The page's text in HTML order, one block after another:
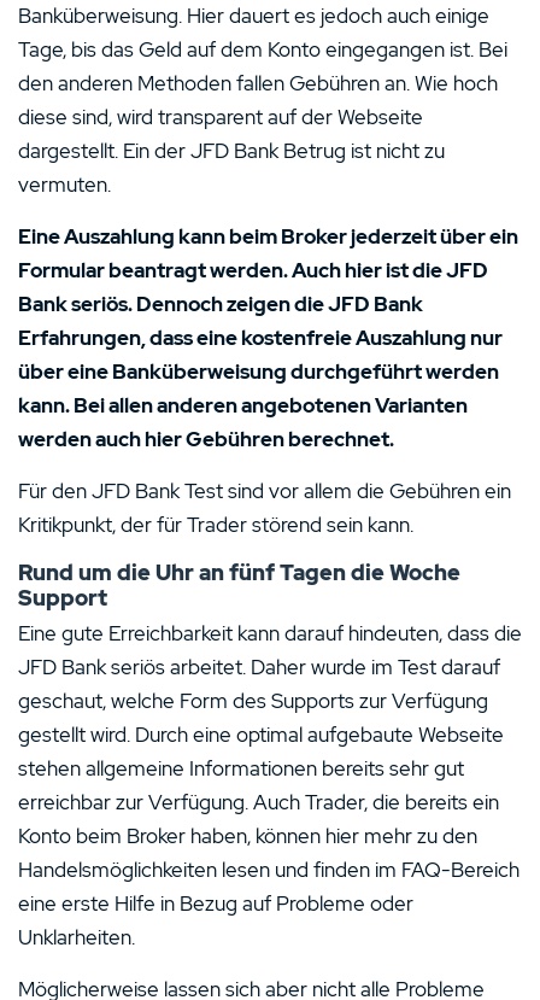
Banküberweisung. Hier dauert es jedoch auch einige
Tage, bis das Geld auf dem Konto eingegangen ist. Bei
den anderen Methoden fallen Gebühren an. Wie hoch
diese sind, wird transparent auf der Webseite
dargestellt. Ein der JFD Bank Betrug ist nicht zu
vermuten.
Eine Auszahlung kann beim Broker jederzeit über ein
Formular beantragt werden. Auch hier ist die JFD
Bank seriös. Dennoch zeigen die JFD Bank
Erfahrungen, dass eine kostenfreie Auszahlung nur
über eine Banküberweisung durchgeführt werden
kann. Bei allen anderen angebotenen Varianten
werden auch hier Gebühren berechnet.
Für den JFD Bank Test sind vor allem die Gebühren ein
Kritikpunkt, der für Trader störend sein kann.
Rund um die Uhr an fünf Tagen die Woche
Support
Eine gute Erreichbarkeit kann darauf hindeuten, dass die
JFD Bank seriös arbeitet. Daher wurde im Test darauf
geschaut, welche Form des Supports zur Verfügung
gestellt wird. Durch eine optimal aufgebaute Webseite
stehen allgemeine Informationen bereits sehr gut
erreichbar zur Verfügung. Auch Trader, die bereits ein
Konto beim Broker haben, können hier mehr zu den
Handelsmöglichkeiten lesen und finden im FAQ-Bereich
eine erste Hilfe in Bezug auf Probleme oder
Unklarheiten.
Möglicherweise lassen sich aber nicht alle Probleme